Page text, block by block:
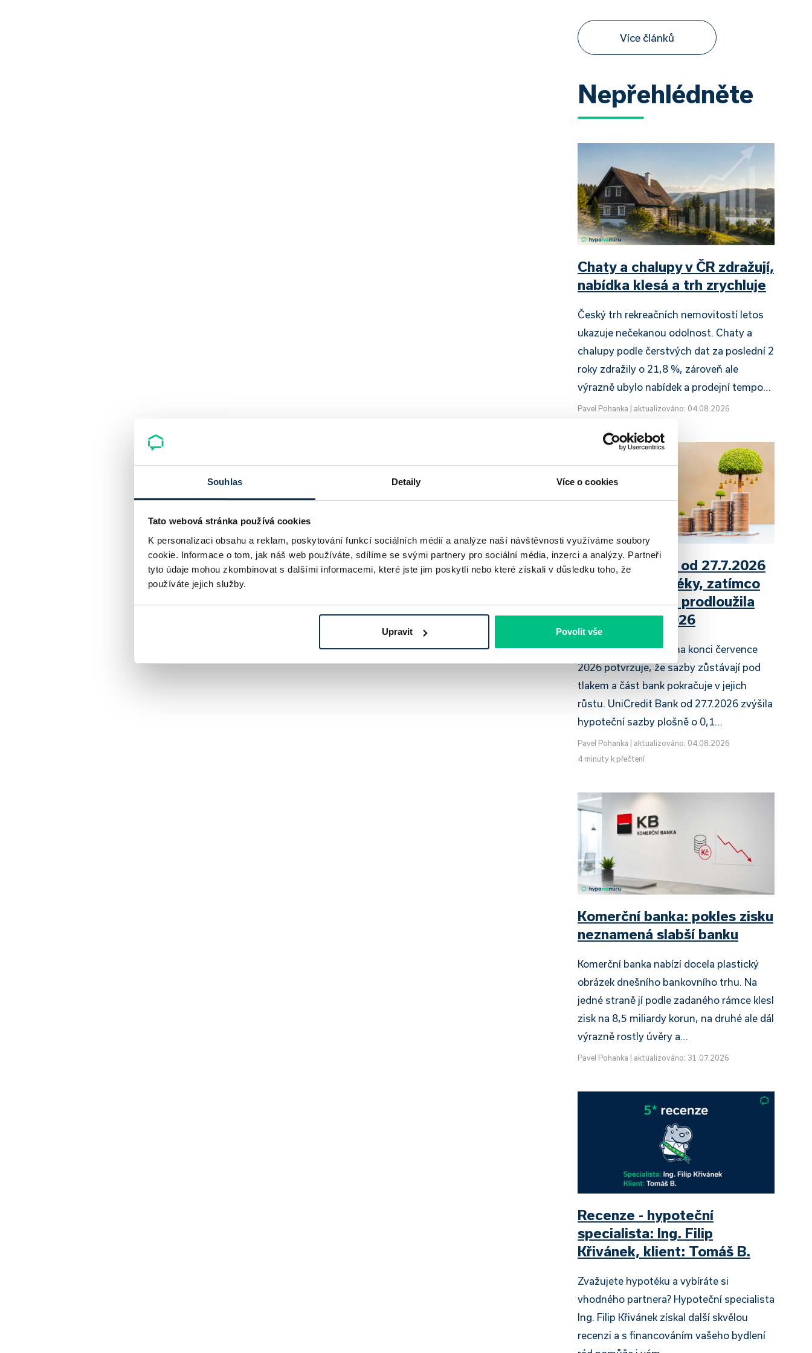
Souhlas Detaily Více o cookies
Tato webová stránka používá cookies
K personalizaci obsahu a reklam, poskytování funkcí sociálních médií a analýze naší návštěvnosti využíváme soubory
cookie. Informace o tom, jak náš web používáte, sdílíme se svými partnery pro sociální média, inzerci a analýzy. Partneři
tyto údaje mohou zkombinovat s dalšími informacemi, které jste jim poskytli nebo které získali v důsledku toho, že
používáte jejich služby.
Upravit Povolit vše
Více článků
Nepřehlédněte
Chaty a chalupy v ČR zdražují,
nabídka klesá a trh zrychluje
Český trh rekreačních nemovitostí letos
ukazuje nečekanou odolnost. Chaty a
chalupy podle čerstvých dat za poslední 2
roky zdražily o 21,8 %, zároveň ale
výrazně ubylo nabídek a prodejní tempo…
Pavel Pohanka aktualizováno: 04.08.2026
UniCredit Bank od 27.7.2026
zdražuje hypotéky, zatímco
Raiffeisenbank prodloužila
slevu do 6.9.2026
Český hypoteční trh na konci července
2026 potvrzuje, že sazby zůstávají pod
tlakem a část bank pokračuje v jejich
růstu. UniCredit Bank od 27.7.2026 zvýšila
hypoteční sazby plošně o 0,1…
Pavel Pohanka
aktualizováno: 04.08.2026
4 minuty k přečtení
Komerční banka: pokles zisku
neznamená slabší banku
Komerční banka nabízí docela plastický
obrázek dnešního bankovního trhu. Na
jedné straně jí podle zadaného rámce klesl
zisk na 8,5 miliardy korun, na druhé ale dál
výrazně rostly úvěry a…
Pavel Pohanka aktualizováno: 31.07.2026
Recenze - hypoteční
specialista: Ing. Filip
Křivánek, klient: Tomáš B.
Zvažujete hypotéku a vybíráte si
vhodného partnera? Hypoteční specialista
Ing. Filip Křivánek získal další skvělou
recenzi a s financováním vašeho bydlení